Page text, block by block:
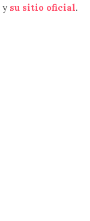
y su sitio oficial.